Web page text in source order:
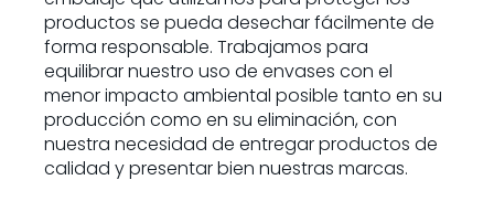
productos se pueda desechar fácilmente de
forma responsable. Trabajamos para
equilibrar nuestro uso de envases con el
menor impacto ambiental posible tanto en su
producción como en su eliminación, con
nuestra necesidad de entregar productos de
calidad y presentar bien nuestras marcas.